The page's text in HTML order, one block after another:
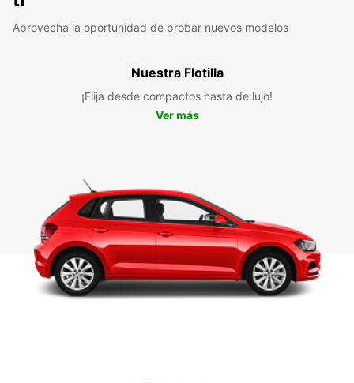
Aprovecha la oportunidad de probar nuevos modelos
Nuestra Flotilla
¡Elija desde compactos hasta de lujo!
Ver más